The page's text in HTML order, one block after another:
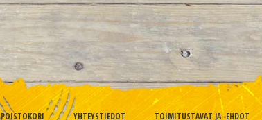
POISTOKORI YHTEYSTIEDOT TOIMITUSTAVAT JA -EHDOT